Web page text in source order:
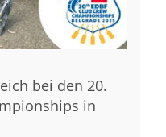
bei den 20.
in